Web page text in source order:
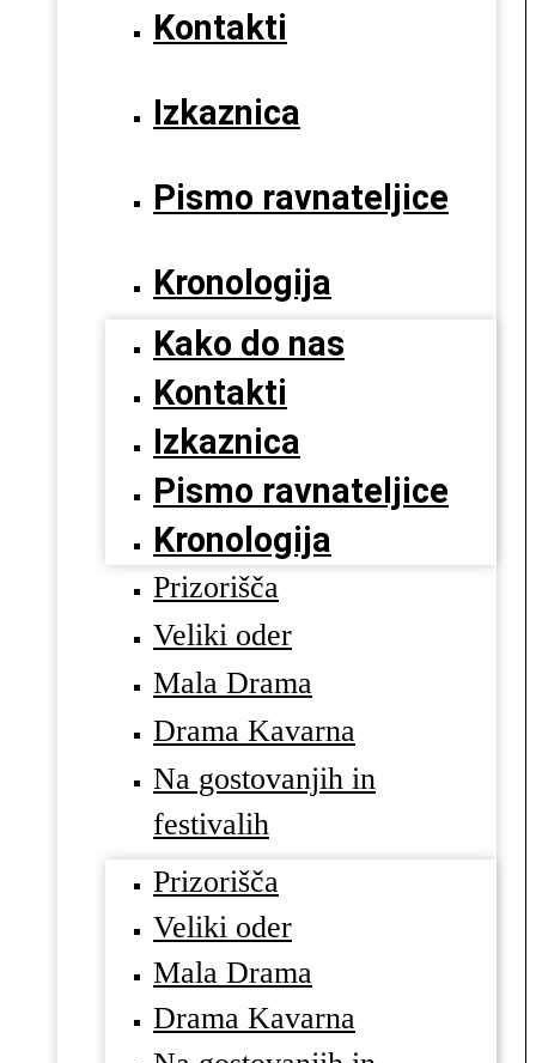
Kontakti
Izkaznica
Pismo ravnateljice
Kronologija
Kako do nas
Kontakti
Izkaznica
Pismo ravnateljice
Kronologija
Prizorišča
Veliki oder
Mala Drama
Drama Kavarna
Na gostovanjih in
festivalih
Prizorišča
Veliki oder
Mala Drama
Drama Kavarna